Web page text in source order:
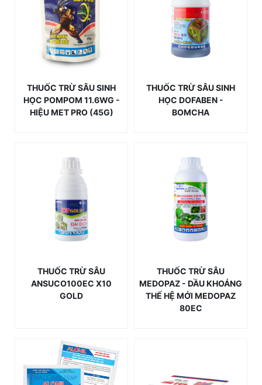
THUỐC TRỪ SÂU SINH
HỌC POMPOM 11.6WG -
HIỆU MET PRO (45G)
THUỐC TRỪ SÂU SINH
HỌC DOFABEN -
BOMCHA
THUỐC TRỪ SÂU
ANSUCO100EC X10
GOLD
THUỐC TRỪ SÂU
MEDOPAZ - DẦU KHOÁNG
THẾ HỆ MỚI MEDOPAZ
80EC